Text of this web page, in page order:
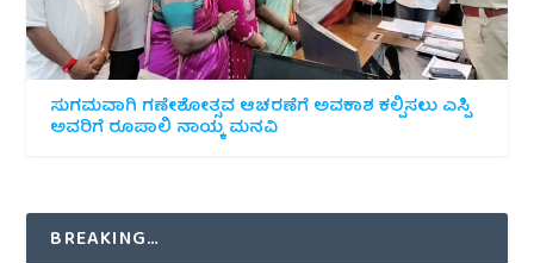
ಸುಗಮವಾಗಿ ಗಣೇಶೋತ್ಸವ ಆಚರಣೆಗೆ ಅವಕಾಶ ಕಲ್ಪಿಸಲು ಎಸ್ಪಿ
ಅವರಿಗೆ ರೂಪಾಲಿ ನಾಯ್ಕ ಮನವಿ
BREAKING…